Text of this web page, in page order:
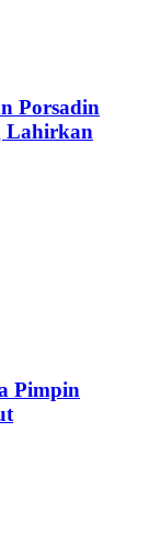
Porsadin
Lahirkan
Pimpin